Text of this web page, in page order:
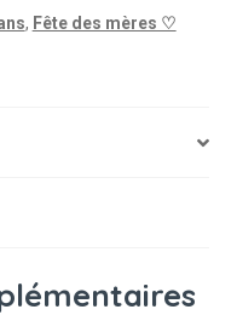
, Fête des mères ♡